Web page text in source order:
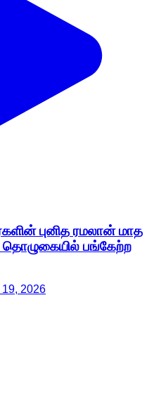
புனித ரமலான் மாத
தொழுகையில் பங்கேற்ற
2026